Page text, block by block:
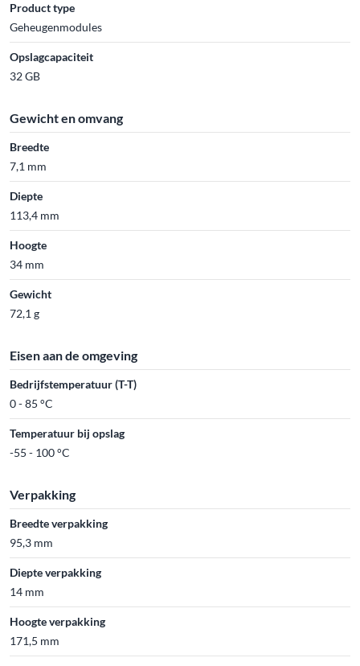
Product type
Geheugenmodules
Opslagcapaciteit
32 GB
Gewicht en omvang
Breedte
7,1 mm
Diepte
113,4 mm
Hoogte
34 mm
Gewicht
72,1 g
Eisen aan de omgeving
Bedrijfstemperatuur (T-T)
0 - 85 °C
Temperatuur bij opslag
-55 - 100 °C
Verpakking
Breedte verpakking
95,3 mm
Diepte verpakking
14 mm
Hoogte verpakking
171,5 mm